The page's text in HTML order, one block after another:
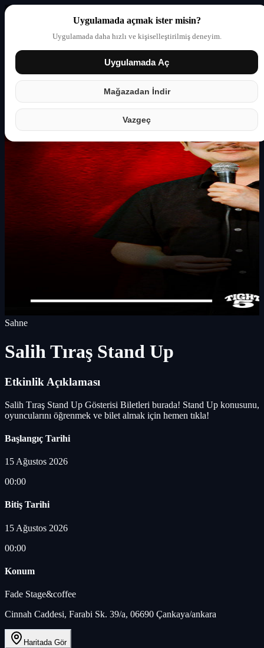
Uygulamada açmak ister misin?
Uygulamada daha hızlı ve kişiselleştirilmiş deneyim.
Uygulamada Aç
Mağazadan İndir
Vazgeç
Giriş yap Partner
Sahne
Salih Tıraş Stand Up
Etkinlik Açıklaması
Salih Tıraş Stand Up Gösterisi Biletleri burada! Stand Up konusunu,
oyuncularını öğrenmek ve bilet almak için hemen tıkla!
Başlangıç Tarihi
15 Ağustos 2026
00:00
Bitiş Tarihi
15 Ağustos 2026
00:00
Konum
Fade Stage&coffee
Cinnah Caddesi, Farabi Sk. 39/a, 06690 Çankaya/ankara
Haritada Gör